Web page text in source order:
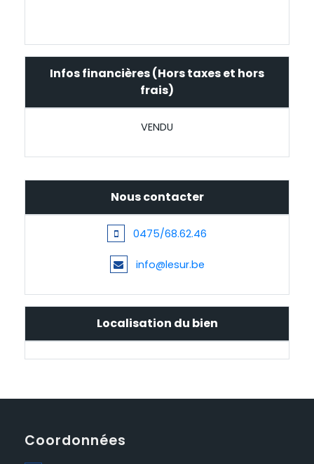
Infos financières (Hors taxes et hors
frais)
VENDU
Nous contacter
0475/68.62.46
info@lesur.be
Localisation du bien
Coordonnées